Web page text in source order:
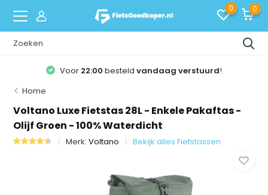
0 0
Voor 22:00 besteldvandaag verstuurd!
Home
Voltano Luxe Fietstas 28L - Enkele Pakaftas -
Olijf Groen - 100% Waterdicht
Merk:Voltano Bekijk alles Fietstassen